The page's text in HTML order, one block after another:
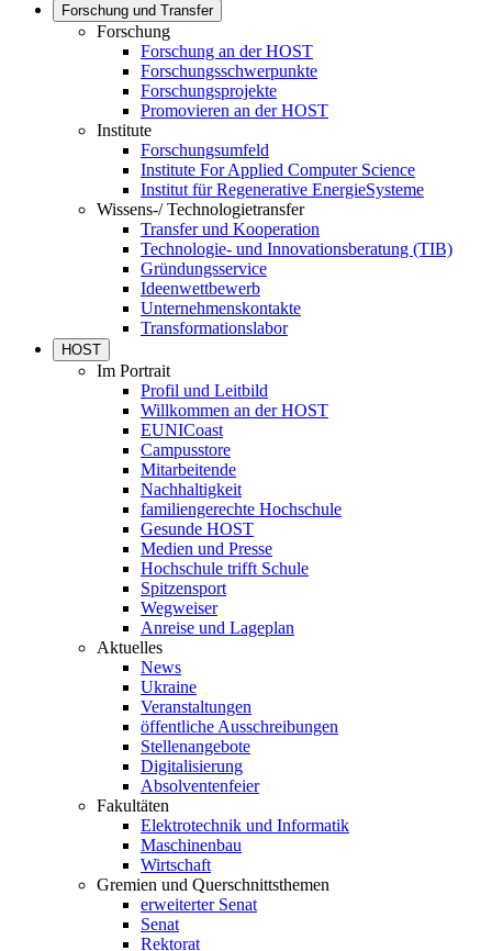
Forschung und Transfer
Forschung
Forschung an der HOST
Forschungsschwerpunkte
Forschungsprojekte
Promovieren an der HOST
Institute
Forschungsumfeld
Institute For Applied Computer Science
Institut für Regenerative EnergieSysteme
Wissens-/ Technologietransfer
Transfer und Kooperation
Technologie- und Innovationsberatung (TIB)
Gründungsservice
Ideenwettbewerb
Unternehmenskontakte
Transformationslabor
HOST
Im Portrait
Profil und Leitbild
Willkommen an der HOST
EUNICoast
Campusstore
Mitarbeitende
Nachhaltigkeit
familiengerechte Hochschule
Gesunde HOST
Medien und Presse
Hochschule trifft Schule
Spitzensport
Wegweiser
Anreise und Lageplan
Aktuelles
News
Ukraine
Veranstaltungen
öffentliche Ausschreibungen
Stellenangebote
Digitalisierung
Absolventenfeier
Fakultäten
Elektrotechnik und Informatik
Maschinenbau
Wirtschaft
Gremien und Querschnittsthemen
erweiterter Senat
Senat
Rektorat